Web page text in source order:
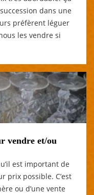
dans une
préfèrent léguer
les vendre si
vendre et/ou
est important de
prix possible. C’est
ou d’une vente